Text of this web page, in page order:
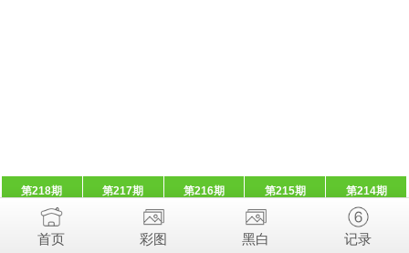
第218期 第217期 第216期 第215期 第214期
首页 彩图 黑白 记录